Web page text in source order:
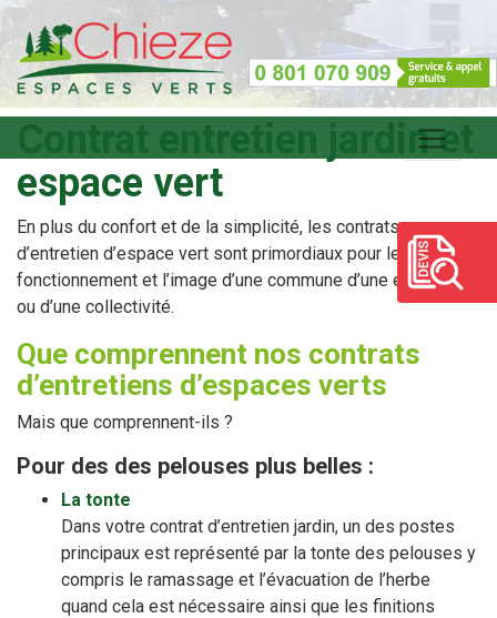
Contrat entretien jardin et
espace vert
En plus du confort et de la simplicité, les contrats
d’entretien d’espace vert sont primordiaux pour le bon
fonctionnement et l’image d’une commune d’une entreprise
ou d’une collectivité.
Que comprennent nos contrats
d’entretiens d’espaces verts
Mais que comprennent-ils ?
Pour des des pelouses plus belles :
La tonte
Dans votre contrat d’entretien jardin, un des postes
principaux est représenté par la tonte des pelouses y
compris le ramassage et l’évacuation de l’herbe
quand cela est nécessaire ainsi que les finitions